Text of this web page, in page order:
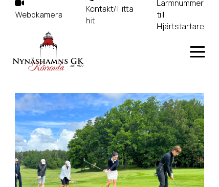
Webbkamera
Kontakt/Hitta
hit
Larmnummer
till
Hjärtstartare